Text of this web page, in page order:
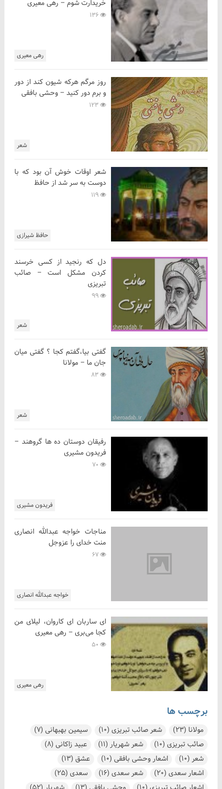
رهی معیری
خریدارت شوم – رهی معیری
شعر
روز مرگم هرکه شیون کند از دور
و برم دور کنید – وحشی بافقی
حافظ شیرازی
شعر اوقات خوش آن بود که با
دوست به سر شد از حافظ
شعر
دل که رنجید از کسی خرسند
کردن مشکل است – صائب
تبریزی
شعر
گفتی بیا،گفتم کجا ؟ گفتی میان
جان ما – مولانا
فریدون مشیری
رفیقان دوستان ده ها گروهند –
فریدون مشیری
خواجه عبدالله انصاری
مناجات خواجه عبدالله انصاری
منت خدای را عزوجل
رهی معیری
ای ساربان ای کاروان، لیلای من
کجا می‌بری – رهی معیری
برچسب ها
مولانا (23) شعر صائب تبریزی(10) سیمین بهبهانی(7)
صائب تبریزی(10) شعر شهریار(11) عبید زاکانی(8)
شعر(10) اشعار وحشی بافقی(10) عشق(13)
اشعار سعدی(20) شعر سعدی(16) سعدی(25)